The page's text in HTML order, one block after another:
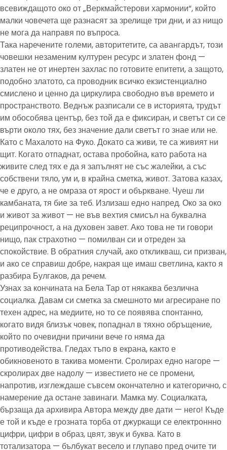
всевиждащото око от „Веркмайстерови хармонии“, който
малки човечета ще разнасят за зрелище три дни, и аз нищо
не мога да направя по въпроса.
Така наречените големи, авторитетите, са авангардът, този
човешки незаменим културен ресурс и златен фонд —
златен не от инертен захлас по готовите епитети, а защото,
подобно златото, са проводник всичко екзистенциално
смислено и ценно да циркулира свободно във времето и
пространството. Веднъж разписали се в историята, трудът
им обособява център, без той да е фиксиран, и светът си се
върти около тях, без значение дали светът го знае или не.
Като с Махалото на Фуко. Докато са живи, те са живият ни
щит. Когато отпаднат, остава пробойна, като работа на
живите след тях е да я запълнят не със жалейки, а със
собствени тяло, ум и, в крайна сметка, живот. Затова казах,
че е друго, а не омраза от ярост и объркване. Чуеш ли
камбаната, тя бие за теб. Излизаш едно напред. Око за око
и живот за живот — не във вехтия смисъл на буквална
реципрочност, а на духовен завет. Ако това не ти говори
нищо, пак страхотно — помилван си и отреден за
спокойствие. В обратния случай, ако откликваш, си призван,
и ако се справиш добре, накрая ще имаш светлина, както я
разбира Булгаков, да речем.
Узнах за кончината на Бела Тар от някаква безлична
социалка. Давам си сметка за смешното ми агресиране по
техен адрес, на медиите, но то се появява спонтанно,
когато видя близък човек, попаднал в тяхно обръщение,
който по очевидни причини вече го няма да
противодейства. Гледах тъпо в екрана, както е
обикновеното в такива моменти. Сролирах едно нагоре —
скролирах две надолу — известието не се промени,
напротив, изглеждаше съвсем окончателно и категорично, с
намерение да остане завинаги. Мамка му. Социалката,
бързаща да архивира Автора между две дати — него! Къде
е той и къде е грозната торба от джуркащи се електроннно
цифри, цифри в образ, цвят, звук и буква. Като в
тотализатора — бълбукат весело и глупаво пред очите ти